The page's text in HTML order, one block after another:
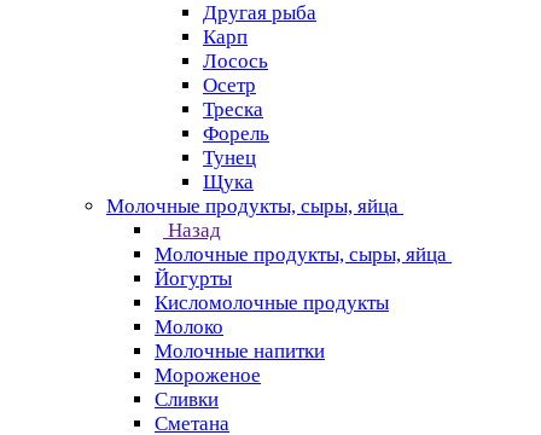
Другая рыба
Карп
Лосось
Осетр
Треска
Форель
Тунец
Щука
Молочные продукты, сыры, яйца
Назад
Молочные продукты, сыры, яйца
Йогурты
Кисломолочные продукты
Молоко
Молочные напитки
Мороженое
Сливки
Сметана